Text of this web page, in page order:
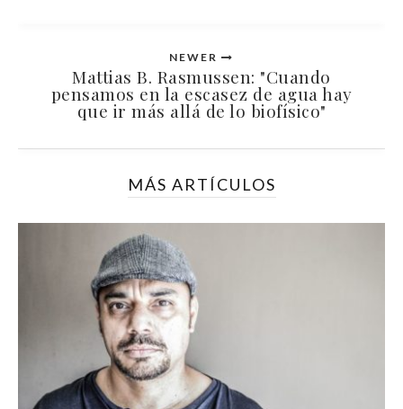
NEWER
Mattias B. Rasmussen: "Cuando
pensamos en la escasez de agua hay
que ir más allá de lo biofísico"
MÁS ARTÍCULOS